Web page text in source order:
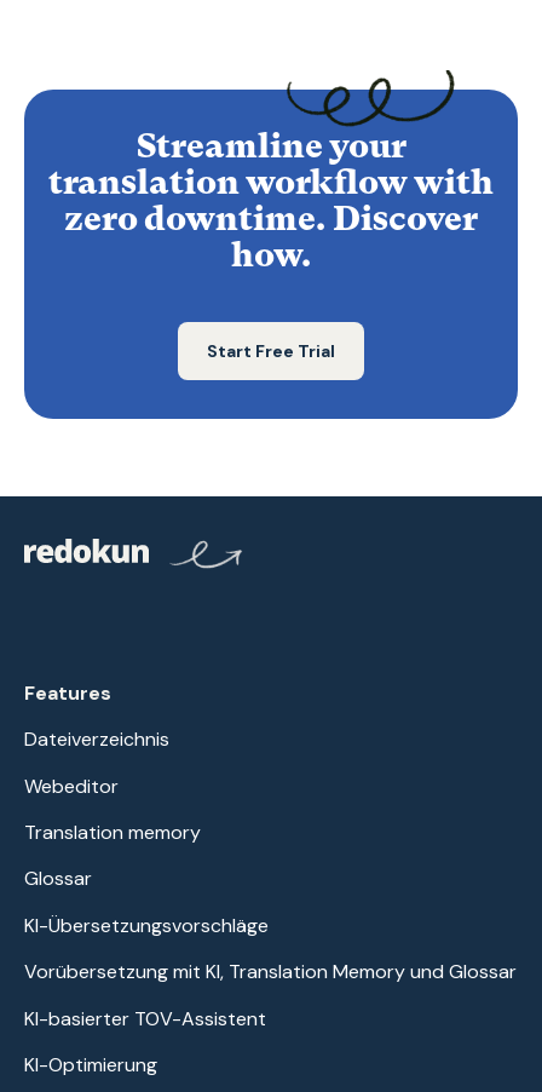
Streamline your
translation workflow with
zero downtime. Discover
how.
Start Free Trial
Features
Dateiverzeichnis
Webeditor
Translation memory
Glossar
KI-Übersetzungsvorschläge
Vorübersetzung mit KI, Translation Memory und Glossar
KI-basierter TOV-Assistent
KI-Optimierung